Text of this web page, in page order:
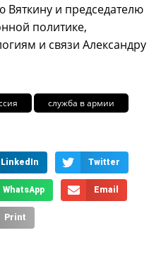
Вяткину и председателю
политике,
и связи Александру
служба в армии
LinkedIn Twitter
WhatsApp Email
Print